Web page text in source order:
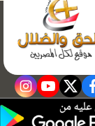
facebook
twitter
youtube